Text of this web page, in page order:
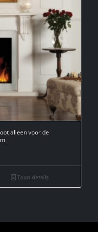
alleen voor de
Toon details